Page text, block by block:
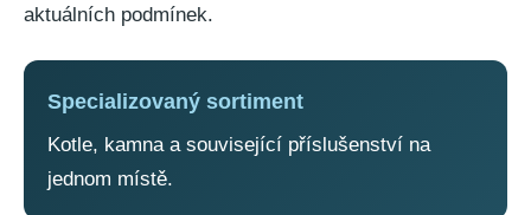
aktuálních podmínek.
Specializovaný sortiment
Kotle, kamna a související příslušenství na
jednom místě.